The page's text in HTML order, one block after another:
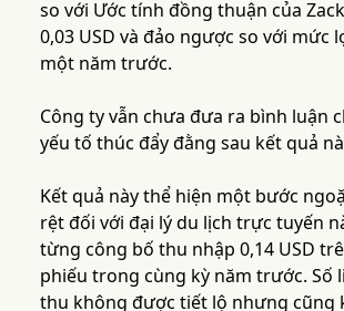
so với Ước tính đồng thuận của
0,03 USD và đảo ngược so với mức
một năm trước.
Công ty vẫn chưa đưa ra bình luận
yếu tố thúc đẩy đằng sau kết quả
Kết quả này thể hiện một bước
rệt đối với đại lý du lịch trực tuyến
từng công bố thu nhập 0,14 USD
phiếu trong cùng kỳ năm trước. Số
thu không được tiết lộ nhưng cũng